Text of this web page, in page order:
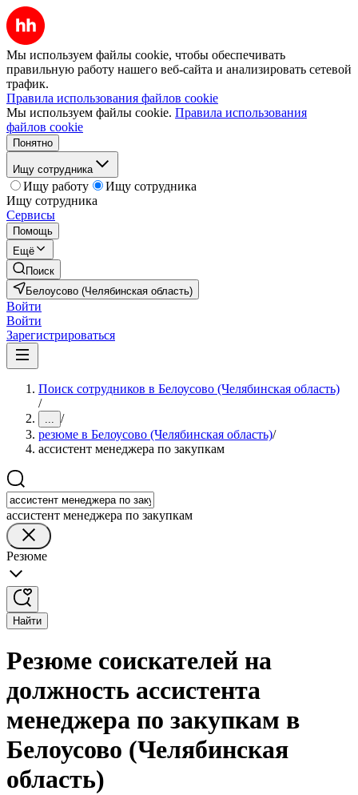
Мы используем файлы cookie, чтобы обеспечивать
правильную работу нашего веб-сайта и анализировать сетевой
трафик.
Правила использования файлов cookie
Мы используем файлы cookie. Правила использования
файлов cookie
Понятно
Ищу сотрудника
Ищу работу
Ищу сотрудника
Ищу сотрудника
Сервисы
Помощь
Ещё
Поиск
Белоусово (Челябинская область)
Войти
Войти
Зарегистрироваться
Поиск сотрудников в Белоусово (Челябинская область)
/
... /
резюме в Белоусово (Челябинская область)/
ассистент менеджера по закупкам
ассистент менеджера по закупкам
Резюме
Найти
Резюме соискателей на
должность ассистента
менеджера по закупкам в
Белоусово (Челябинская
область)